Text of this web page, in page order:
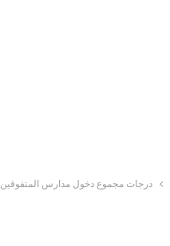
درجات مجموع دخول مدارس المتفوقين 2026 في المحافظات ومصاريف مدارس العلوم والتكنولوجيا STEM